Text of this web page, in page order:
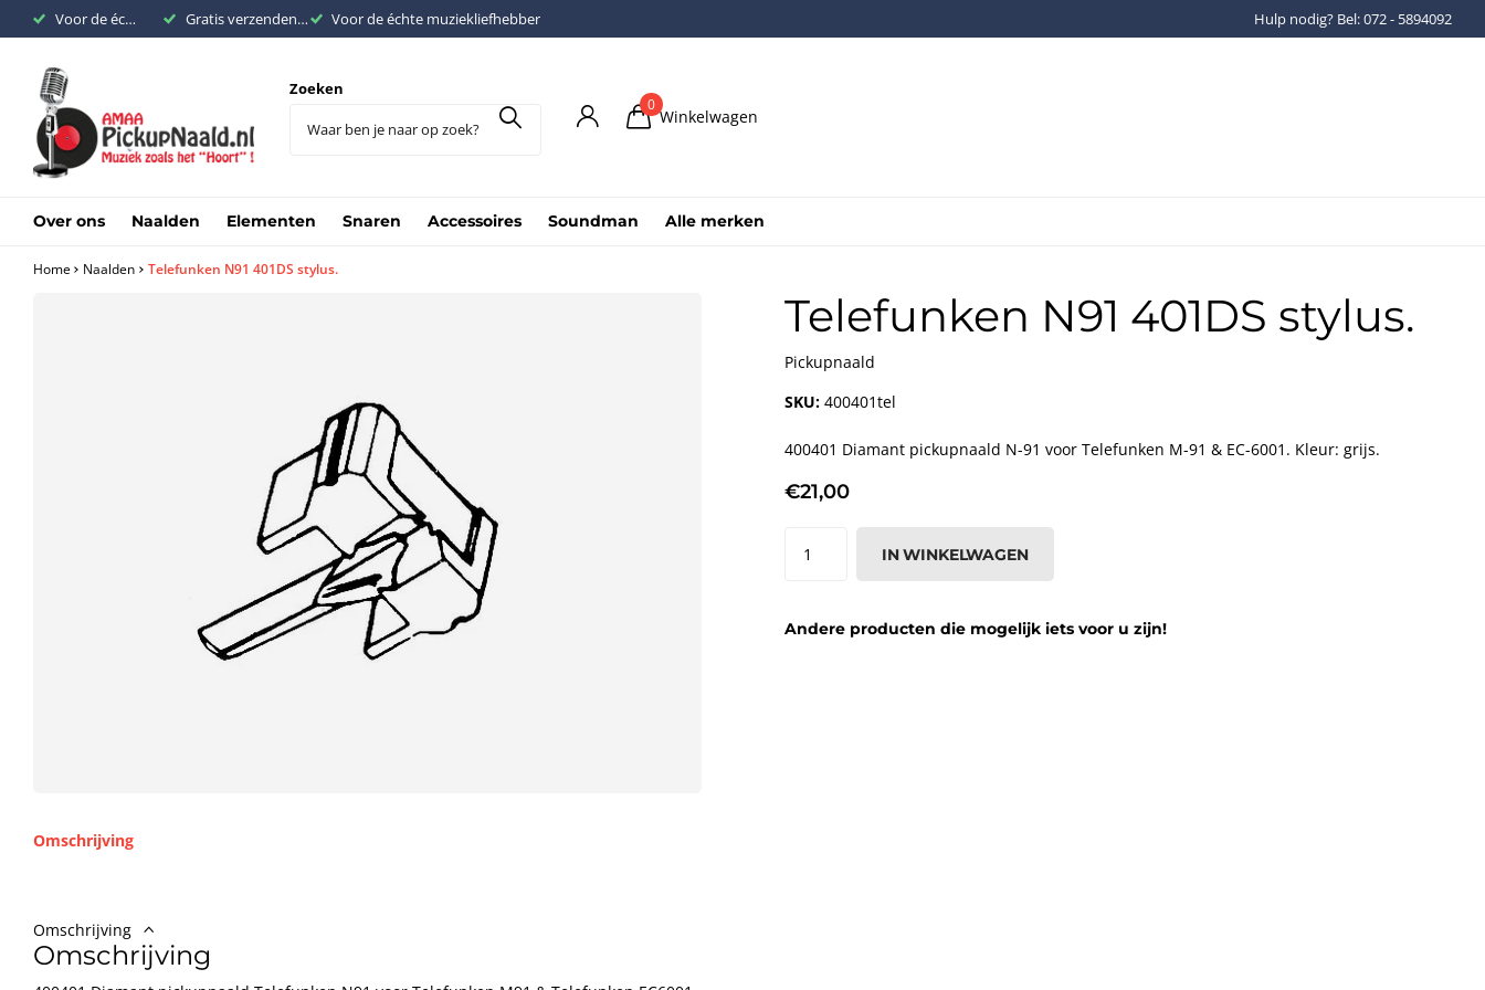
Voor de échte muziekliefhebber Gratis verzenden binnen Nederland vanaf €200,- Voor de échte muziekliefhebber Gratis verzenden binnen
Hulp nodig? Bel: 072 - 5894092
Zoeken
0
Winkelwagen
Over ons Naalden Elementen Snaren Accessoires Soundman Alle merken
Home Naalden Telefunken N91 401DS stylus.
Omschrijving
Omschrijving
Omschrijving
Telefunken N91 401DS stylus.
Pickupnaald
SKU:400401tel
400401 Diamant pickupnaald N-91 voor Telefunken M-91 & EC-6001. Kleur: grijs.
€21,00
IN WINKELWAGEN
Andere producten die mogelijk iets voor u zijn!